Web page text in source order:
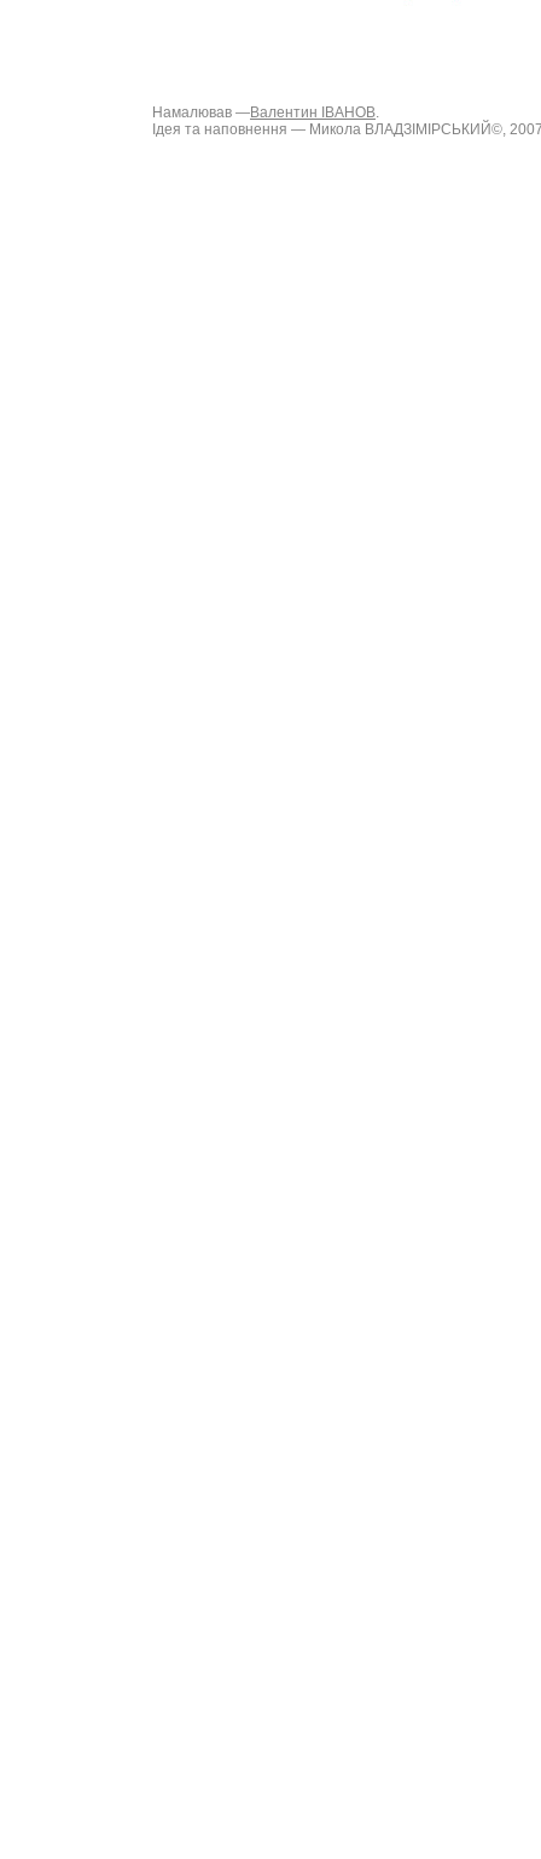
Намалював —Валентин ІВАНОВ
Ідея та наповнення — Микола ВЛАДЗІМІРСЬКИЙ©,